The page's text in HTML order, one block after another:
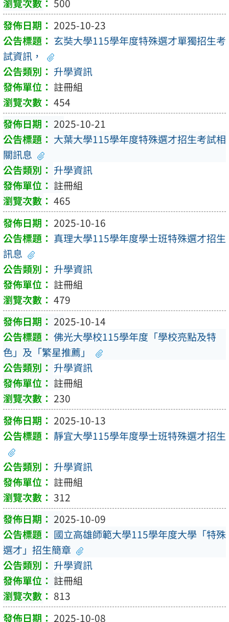
500
2025-10-23
玄奘大學115學年度特殊選才單獨招生考
試資訊，
升學資訊
註冊組
454
2025-10-21
大葉大學115學年度特殊選才招生考試相
關訊息
升學資訊
註冊組
465
2025-10-16
真理大學115學年度學士班特殊選才招生
訊息
升學資訊
註冊組
479
2025-10-14
佛光大學校115學年度「學校亮點及特
色」及「繁星推薦」
升學資訊
註冊組
230
2025-10-13
靜宜大學115學年度學士班特殊選才招生
升學資訊
註冊組
312
2025-10-09
國立高雄師範大學115學年度大學「特殊
選才」招生簡章
升學資訊
註冊組
813
2025-10-08